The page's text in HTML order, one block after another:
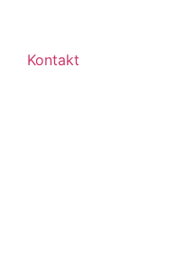
Kontakt